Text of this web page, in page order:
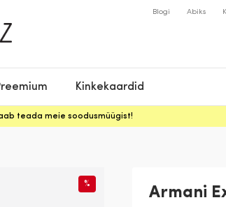
Blogi Abiks
Kinkekaardid
teada meie soodusmüügist!
%
Armani